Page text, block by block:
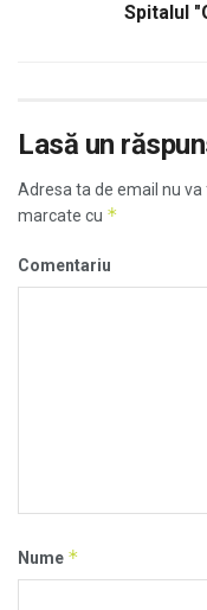
Spitalul
Lasă un
Adresa ta de email nu va
marcate cu *
Comentariu
Nume *